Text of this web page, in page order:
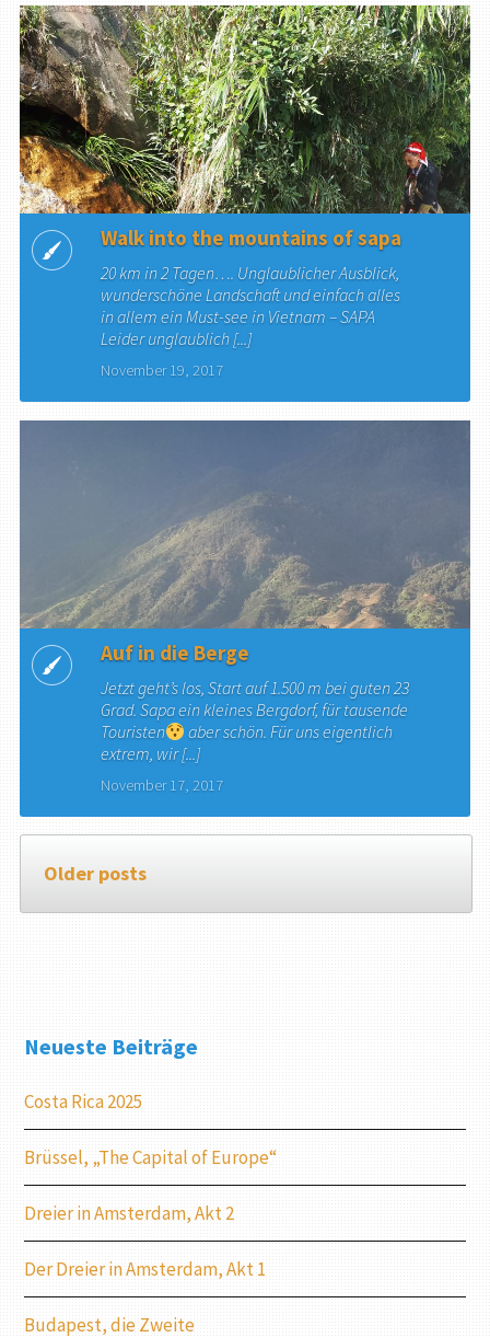
Walk into the mountains of sapa
20 km in 2 Tagen…. Unglaublicher Ausblick,
wunderschöne Landschaft und einfach alles
in allem ein Must-see in Vietnam – SAPA
Leider unglaublich [...]
November 19, 2017
Auf in die Berge
Jetzt geht’s los, Start auf 1.500 m bei guten 23
Grad. Sapa ein kleines Bergdorf, für tausende
Touristen
aber schön. Für uns eigentlich
extrem, wir [...]
November 17, 2017
Older posts
Neueste Beiträge
Costa Rica 2025
Brüssel, „The Capital of Europe“
Dreier in Amsterdam, Akt 2
Der Dreier in Amsterdam, Akt 1
Budapest, die Zweite